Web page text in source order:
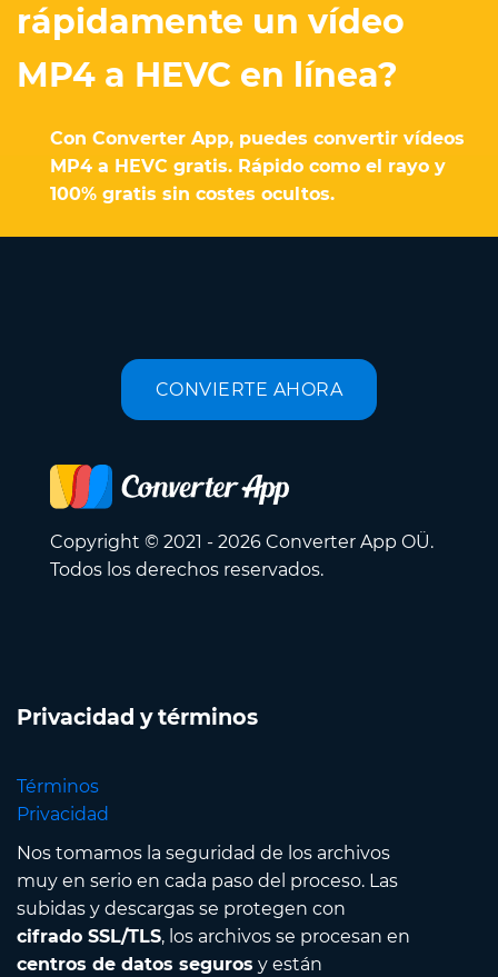
rápidamente un vídeo
MP4 a HEVC en línea?
Con Converter App, puedes convertir vídeos
MP4 a HEVC gratis. Rápido como el rayo y
100% gratis sin costes ocultos.
CONVIERTE AHORA
Copyright © 2021 - 2026 Converter App OÜ.
Todos los derechos reservados.
Privacidad y términos
Términos
Privacidad
Nos tomamos la seguridad de los archivos
muy en serio en cada paso del proceso. Las
subidas y descargas se protegen con
cifrado SSL/TLS, los archivos se procesan en
centros de datos seguros y están